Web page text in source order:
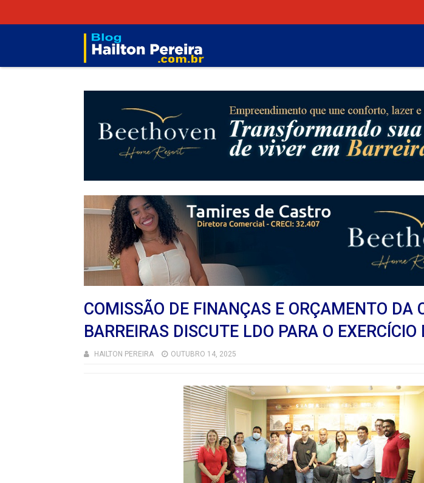
COMISSÃO DE FINANÇAS E ORÇAMENTO DA
BARREIRAS DISCUTE LDO PARA O
HAILTON PEREIRA OUTUBRO 14, 2025